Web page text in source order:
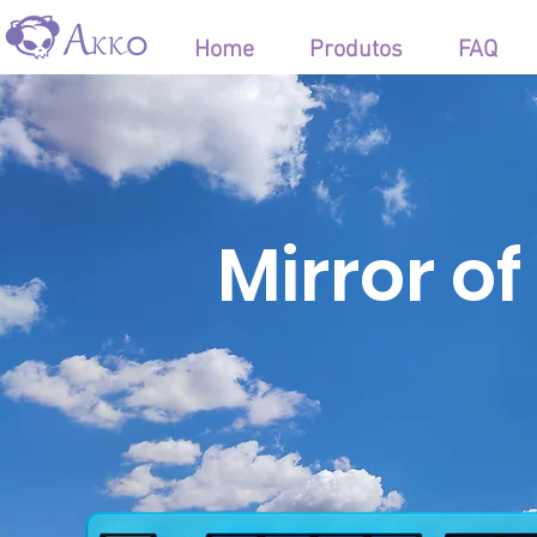
Home Produtos FAQ
Mirror of